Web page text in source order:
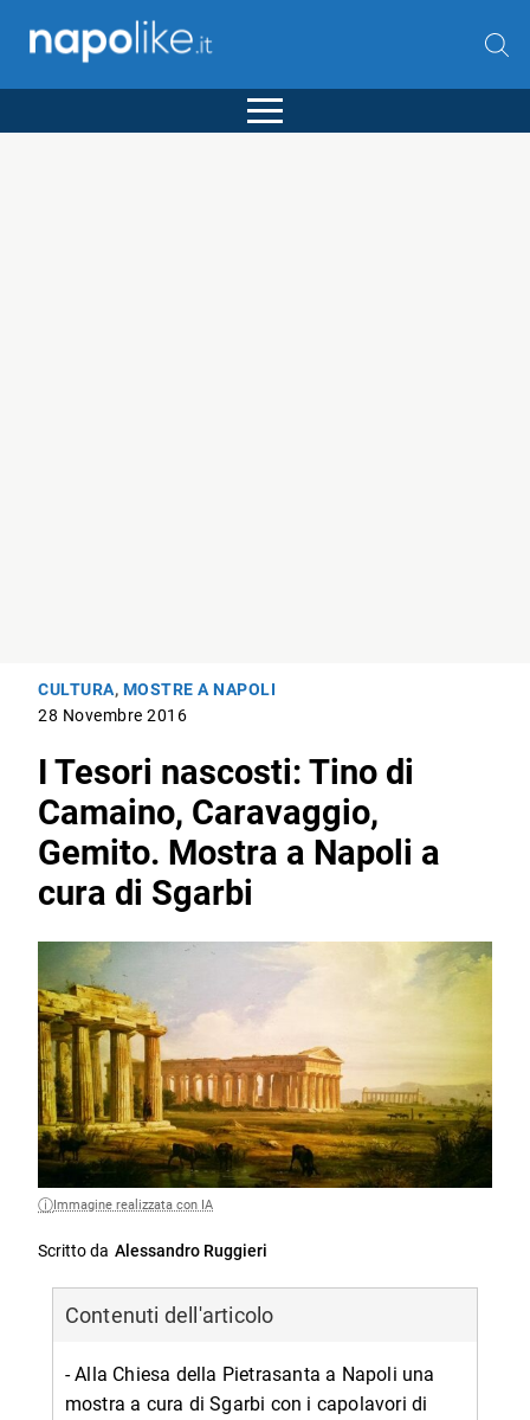
CULTURA, MOSTRE A NAPOLI
28 Novembre 2016
I Tesori nascosti: Tino di
Camaino, Caravaggio,
Gemito. Mostra a Napoli a
cura di Sgarbi
Immagine realizzata con IA
Scritto da Alessandro Ruggieri
Contenuti dell'articolo
- Alla Chiesa della Pietrasanta a Napoli una
mostra a cura di Sgarbi con i capolavori di